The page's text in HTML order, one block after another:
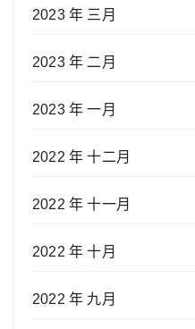
2023 年 三月
2023 年 二月
2023 年 一月
2022 年 十二月
2022 年 十一月
2022 年 十月
2022 年 九月